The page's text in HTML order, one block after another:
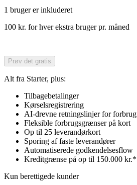
1 bruger er inkluderet
100 kr. for hver ekstra bruger pr. måned
Prøv det gratis
Alt fra Starter, plus:
Tilbagebetalinger
Kørselsregistrering
AI-drevne retningslinjer for forbrug
Fleksible forbrugsgrænser på kort
Op til 25 leverandørkort
Sporing af faste leverandører
Automatiserede godkendelsesflow
Kreditgrænse på op til 150.000 kr.*
Kun berettigede kunder